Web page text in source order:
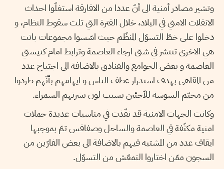
وتشير مصادر أمنية الى أنّ عددا من الافارقة استغلّوا احداث
الانفلات الامني في البلاد، خلال الفترة التي تلت سقوط النظام، و
دخلوا على خطّ التسوّل المنظّم حيث اسّسوا مجموعات باتت
هي الاخرى تنتشر في شتى ارجاء العاصمة وترابط امام كنيستي
العاصمة و بعض الجوامع والفنادق بالاضافة الى اجتياح عدد
من المقاهي بهدف استدرار عطف الناس و ايهامهم بأنّهم طردوا
من مخيّم الشوشة للاّجئين بسبب لون بشرتهم السمراء.
وكانت الجهات الامنية قد نفّذت في مناسبات عديدة حملات
امنية مكثّفة في العاصمة والساحل وصفاقس تمّ بموجبها
ايقاف عدد من المشتبه فيهم بالاضافة الى بعض الفارّين من
السجون ممّن اختاروا التمعّش من التسوّل.